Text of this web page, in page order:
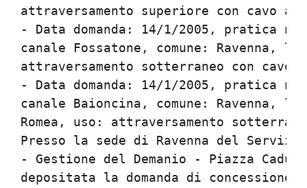
attraversamento
- Data domanda: 14/1/2005,
canale Fossatone, comune:
attraversamento
- Data domanda: 14/1/2005,
canale Baioncina, comune:
Romea, uso:
Presso la sede di Ravenna del
- Gestione del Demanio -
depositata la domanda di